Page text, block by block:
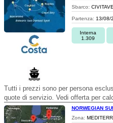
Sbarco:
Partenza: 13/08/
Interna
1.309
Tutti i prezzi sono per persona
quote di servizio. Vedi offerta per
NORWEGIAN
Zona: